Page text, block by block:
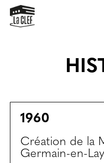
1960
Création de la
Germain-en-